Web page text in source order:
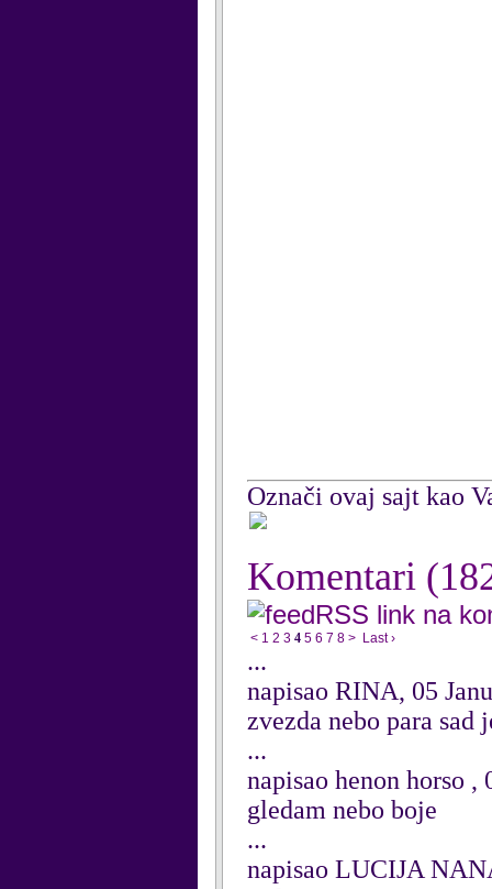
Označi ovaj sajt kao
Komentari
RSS link na
< 1 2 3 4 5 6 7 8 > Last ›
...
napisao RINA, 05
zvezda nebo para sad
...
napisao henon horso ,
gledam nebo boje
...
napisao LUCIJA